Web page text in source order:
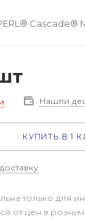
Cascade®
Нашли
КУПИТЬ В 1
только для
от цен в